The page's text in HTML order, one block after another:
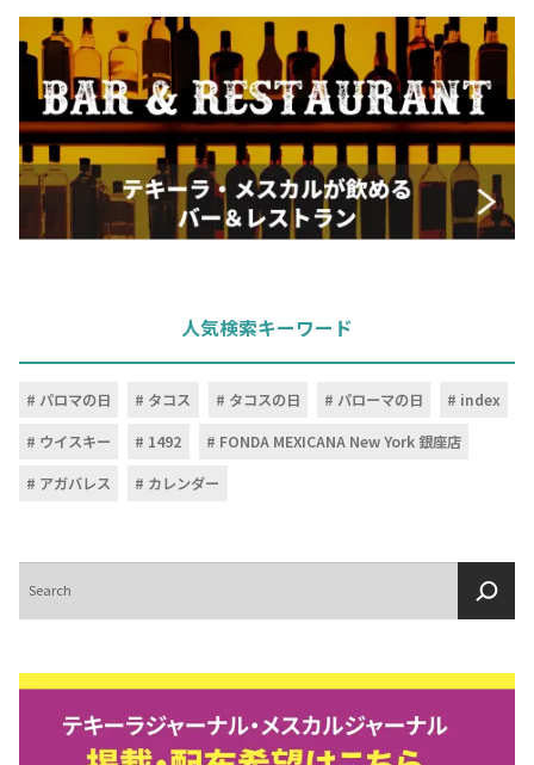
人気検索キーワード
パロマの日 タコス タコスの日 パローマの日
index
ウイスキー
1492
FONDA MEXICANA New York 銀座店
アガバレス
カレンダー
索